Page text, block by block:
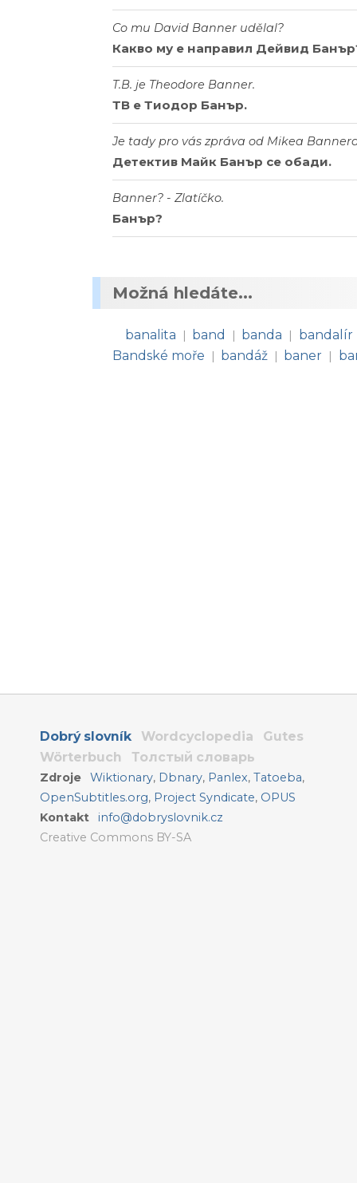
Co mu David Banner udělal?
Какво му е направил Дейвид
T.B. je Theodore Banner.
ТВ е Тиодор Банър.
Je tady pro vás zpráva od Mikea
Детектив Майк Банър се обади.
Banner? - Zlatíčko.
Банър?
Možná hledáte...
banalita | band | banda |
bandalír
Bandské moře
| bandáž | baner |
Dobrý slovník Wordcyclopedia
Gutes
Wörterbuch
Толстый словарь
Zdroje Wiktionary, Dbnary, Panlex,Tatoeba,
OpenSubtitles.org, Project Syndicate, OPUS
Kontakt
info@dobryslovnik.cz
Creative Commons BY-SA